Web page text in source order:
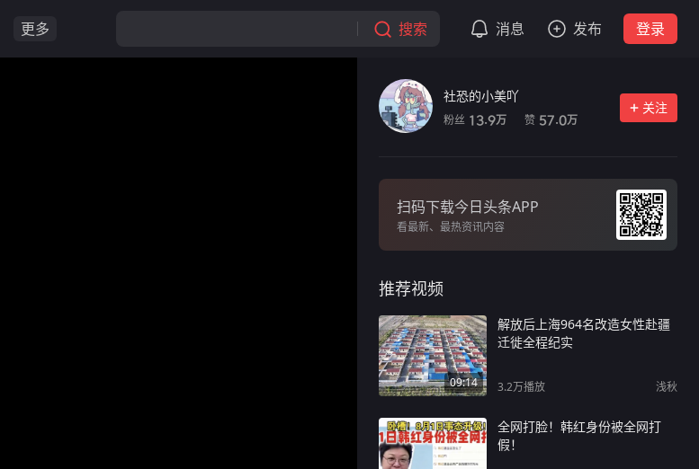
更多 搜索 消息 发布 登录
社恐的小美吖
粉丝 13.9万 赞 57.0万
关注
扫码下载今日头条APP
看最新、最热资讯内容
推荐视频
09:14
解放后上海964名改造女性赴疆
迁徙全程纪实
3.2万播放 浅秋
全网打脸！韩红身份被全网打
假！